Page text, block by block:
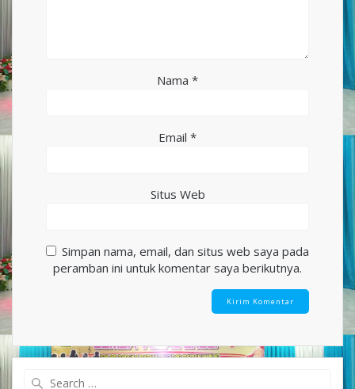
Nama *
Email *
Situs Web
Simpan nama, email, dan situs web saya pada
peramban ini untuk komentar saya berikutnya.